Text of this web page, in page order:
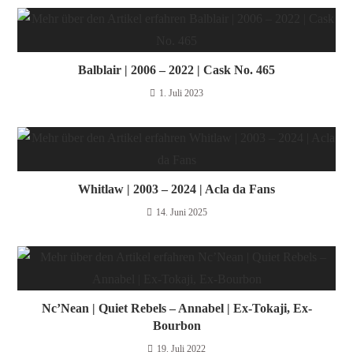
Balblair | 2006 – 2022 | Cask No. 465
1. Juli 2023
Whitlaw | 2003 – 2024 | Acla da Fans
14. Juni 2025
Nc’Nean | Quiet Rebels – Annabel | Ex-Tokaji, Ex-
Bourbon
19. Juli 2022